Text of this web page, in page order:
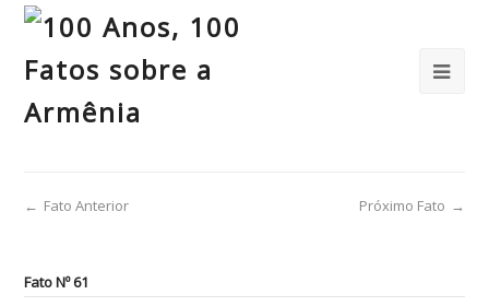
Próximo Fato →
← Fato Anterior
Fato Nº 61